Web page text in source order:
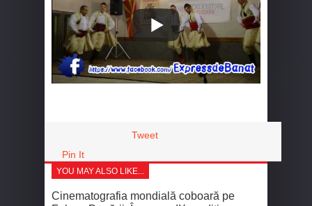
Tweet
Pin It
YOU MAY ALSO LIKE...
Cinematografia mondială coboară pe